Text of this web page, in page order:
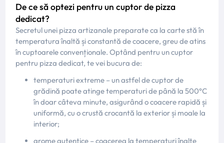
De ce să optezi pentru un cuptor de pizza
dedicat?
Secretul unei pizza artizanale preparate ca la carte stă în
temperatura înaltă și constantă de coacere, greu de atins
în cuptoarele convenționale. Optând pentru un cuptor
pentru pizza dedicat, te vei bucura de:
temperaturi extreme – un astfel de cuptor de
grădină poate atinge temperaturi de până la 500°C
în doar câteva minute, asigurând o coacere rapidă și
uniformă, cu o crustă crocantă la exterior și moale la
interior;
arome autentice – coacerea la temperaturi înalte